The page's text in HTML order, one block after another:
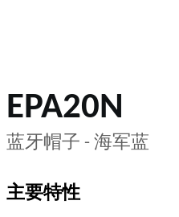
EPA20N
蓝牙帽子 - 海军蓝
主要特性